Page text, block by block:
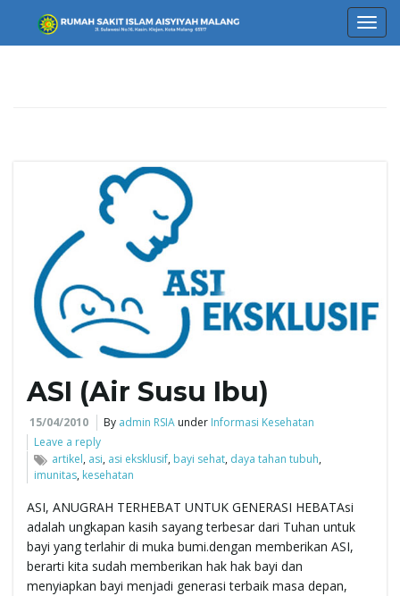
ASI (Air Susu Ibu)
15/04/2010 By admin RSIA under Informasi Kesehatan
Leave a reply
artikel, asi, asi eksklusif, bayi sehat, daya tahan tubuh,
imunitas, kesehatan
ASI, ANUGRAH TERHEBAT UNTUK GENERASI HEBATAsi
adalah ungkapan kasih sayang terbesar dari Tuhan untuk
bayi yang terlahir di muka bumi.dengan memberikan ASI,
berarti kita sudah memberikan hak hak bayi dan
menyiapkan bayi menjadi generasi terbaik masa depan,